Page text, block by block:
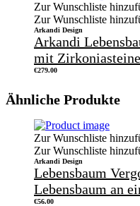
Zur Wunschliste
Zur Wunschliste
Arkandi Design
Arkandi
mit
€279.00
Ähnliche Produkte
Zur Wunschliste
Zur Wunschliste
Arkandi Design
Lebensbaum
Lebensbaum an
€56.00